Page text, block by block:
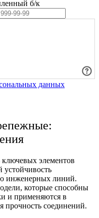
б/к
данных
элементов
инженерных линий.
которые способны
и применяются в
прочность соединений.